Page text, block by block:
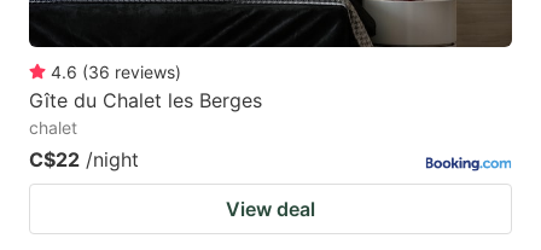
4.6 (36 reviews)
Gîte du Chalet les Berges
chalet
C$22 /night
View deal